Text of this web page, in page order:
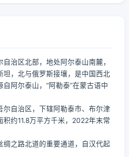
治区北部，地处阿尔泰山南麓，
坦，北与俄罗斯接壤，是中国西北
阿尔泰山，“阿勒泰”在蒙古语中
尔自治区，下辖阿勒泰市、布尔津
约11.8万平方千米，2022年末常
绸之路北道的重要通道，自汉代起